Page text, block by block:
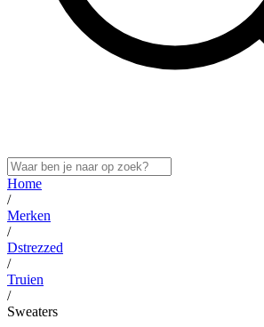
Home
/
Merken
/
Dstrezzed
/
Truien
/
Sweaters